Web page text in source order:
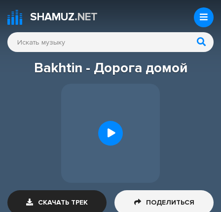
SHAMUZ.NET
Bakhtin - Дорога домой
СКАЧАТЬ ТРЕК ПОДЕЛИТЬСЯ